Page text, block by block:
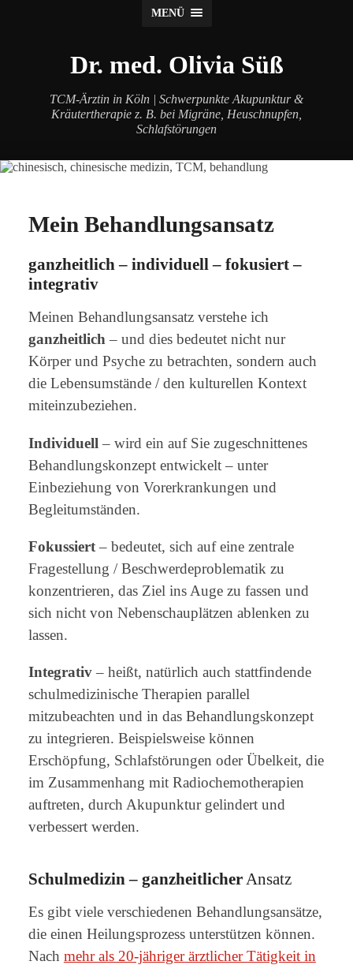
MENÜ
Dr. med. Olivia Süß
TCM-Ärztin in Köln | Schwerpunkte Akupunktur &
Kräutertherapie z. B. bei Migräne, Heuschnupfen,
Schlafstörungen
Mein Behandlungsansatz
ganzheitlich – individuell – fokusiert –
integrativ
Meinen Behandlungsansatz verstehe ich
ganzheitlich– und dies bedeutet nicht nur
Körper und Psyche zu betrachten, sondern auch
die Lebensumstände / den kulturellen Kontext
miteinzubeziehen.
Individuell – wird ein auf Sie zugeschnittenes
Behandlungskonzept entwickelt – unter
Einbeziehung von Vorerkrankungen und
Begleitumständen.
Fokussiert– bedeutet, sich auf eine zentrale
Fragestellung / Beschwerdeproblematik zu
konzentrieren, das Ziel ins Auge zu fassen und
sich nicht von Nebenschauplätzen ablenken zu
lassen.
Integrativ – heißt, natürlich auch stattfindende
schulmedizinische Therapien parallel
mitzubeachten und in das Behandlungskonzept
zu integrieren. Beispielsweise können
Erschöpfung, Schlafstörungen oder Übelkeit, die
im Zusammenhang mit Radiochemotherapien
auftreten, durch Akupunktur gelindert und
verbessert werden.
Schulmedizin – ganzheitlicherAnsatz
Es gibt viele verschiedenen Behandlungsansätze,
die einen Heilungsprozess unterstützen können.
Nach mehr als 20-jähriger ärztlicher Tätigkeit in